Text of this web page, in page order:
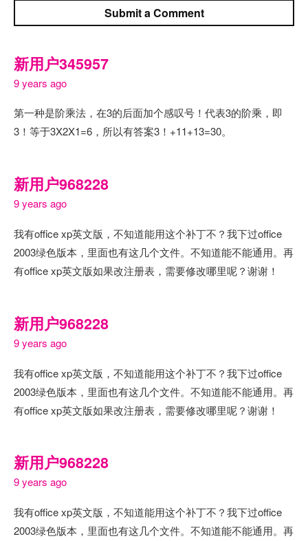
Submit a Comment
新用户345957
9 years ago
第一种是阶乘法，在3的后面加个感叹号！代表3的阶乘，即
3！等于3X2X1=6，所以有答案3！+11+13=30。
新用户968228
9 years ago
我有office xp英文版，不知道能用这个补丁不？我下过office
2003绿色版本，里面也有这几个文件。不知道能不能通用。再
有office xp英文版如果改注册表，需要修改哪里呢？谢谢！
新用户968228
9 years ago
我有office xp英文版，不知道能用这个补丁不？我下过office
2003绿色版本，里面也有这几个文件。不知道能不能通用。再
有office xp英文版如果改注册表，需要修改哪里呢？谢谢！
新用户968228
9 years ago
我有office xp英文版，不知道能用这个补丁不？我下过office
2003绿色版本，里面也有这几个文件。不知道能不能通用。再